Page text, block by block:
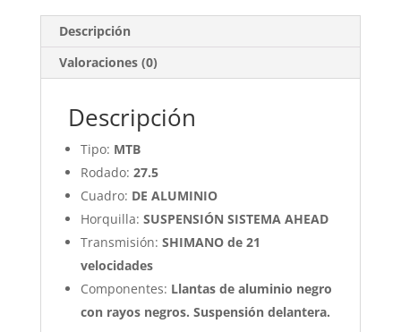
Descripción
Valoraciones (0)
Descripción
Tipo: MTB
Rodado: 27.5
Cuadro: DE ALUMINIO
Horquilla: SUSPENSIÓN SISTEMA AHEAD
Transmisión: SHIMANO de 21
velocidades
Componentes: Llantas de aluminio negro
con rayos negros. Suspensión delantera.